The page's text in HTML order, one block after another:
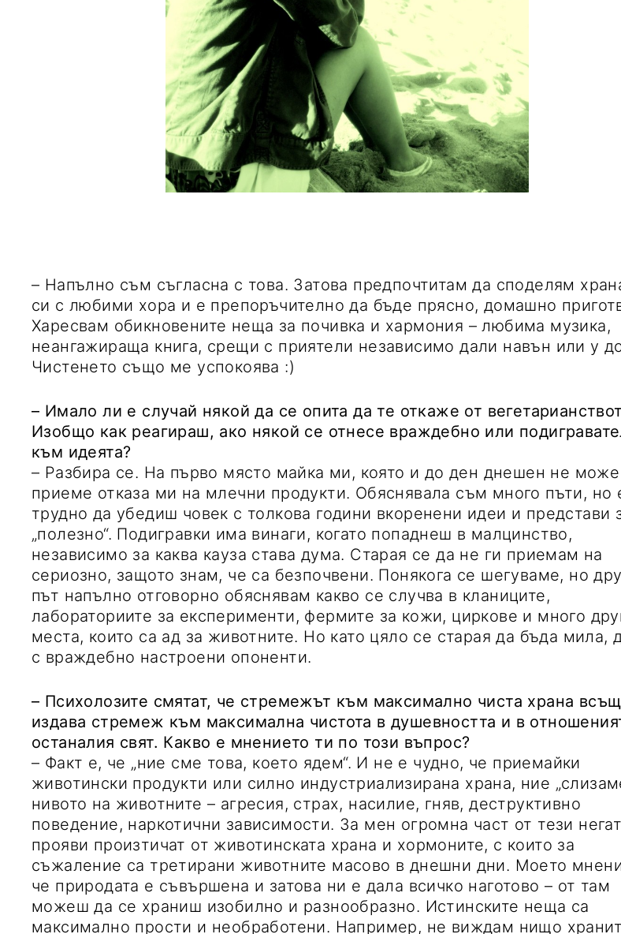
– Напълно съм съгласна с това. Затова предпочтитам да споделям
си с любими хора и е препоръчително да бъде прясно, домашно
Харесвам обикновените неща за почивка и хармония – любима музика,
неангажираща книга, срещи с приятели независимо дали навън или у
Чистенето също ме успокоява :)
– Имало ли е случай някой да се опита да те откаже от
Изобщо как реагираш, ако някой се отнесе враждебно или
към идеята?
– Разбира се. На първо място майка ми, която и до ден днешен не
приеме отказа ми на млечни продукти. Обяснявала съм много пъти, но
трудно да убедиш човек с толкова години вкоренени идеи и представи
„полезно“. Подигравки има винаги, когато попаднеш в малцинство,
независимо за каква кауза става дума. Старая се да не ги приемам на
сериозно, защото знам, че са безпочвени. Понякога се шегуваме, но
път напълно отговорно обяснявам какво се случва в кланиците,
лабораториите за експерименти, фермите за кожи, циркове и много
места, които са ад за животните. Но като цяло се старая да бъда мила,
с враждебно настроени опоненти.
– Психолозите смятат, че стремежът към максимално чиста храна
издава стремеж към максимална чистота в душевността и в
останалия свят. Какво е мнението ти по този въпрос?
– Факт е, че „ние сме това, което ядем“. И не е чудно, че приемайки
животински продукти или силно индустриализирана храна, ние
нивото на животните – агресия, страх, насилие, гняв, деструктивно
поведение, наркотични зависимости. За мен огромна част от тези
прояви произтичат от животинската храна и хормоните, с които за
съжаление са третирани животните масово в днешни дни. Моето
че природата е съвършена и затова ни е дала всичко наготово – от там
можеш да се храниш изобилно и разнообразно. Истинските неща са
максимално прости и необработени. Например, не виждам нищо